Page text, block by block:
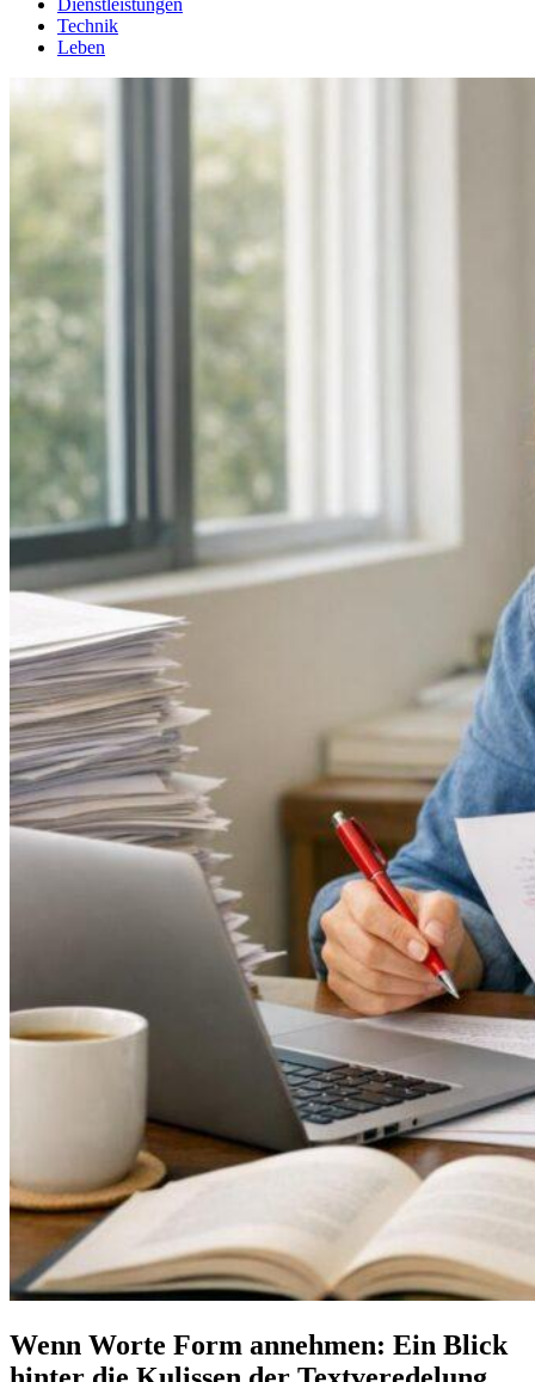
Dienstleistungen
Technik
Leben
Wenn Worte Form annehmen: Ein Blick